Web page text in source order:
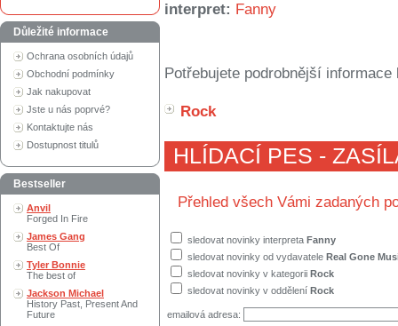
Důležité informace
Ochrana osobních údajů
Obchodní podmínky
Jak nakupovat
Jste u nás poprvé?
Kontaktujte nás
Dostupnost titulů
Bestseller
Anvil
Forged In Fire
James Gang
Best Of
Tyler Bonnie
The best of
Jackson Michael
History Past, Present And
Future
interpret: Fanny
Potřebujete podrobnější
Rock
HLÍDACÍ PES -
Přehled všech Vámi zadaných
sledovat novinky interpreta Fanny
sledovat novinky od vydavatele Real Gone
sledovat novinky v kategorii Rock
sledovat novinky v oddělení Rock
emailová adresa: